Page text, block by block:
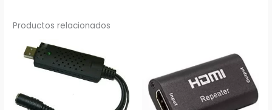
Productos relacionados